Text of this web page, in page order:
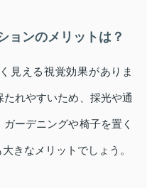
ョンのメリットは？
見える視覚効果がありま
れやすいため、採光や通
ーデニングや椅子を置く
きなメリットでしょう。